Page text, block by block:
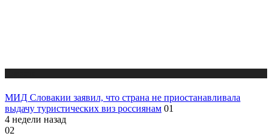
МИД Словакии заявил, что страна не приостанавливала
выдачу туристических виз россиянам 01
4 недели назад
02